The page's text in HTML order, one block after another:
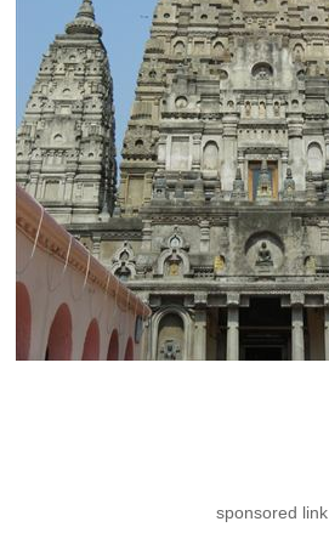
sponsored link